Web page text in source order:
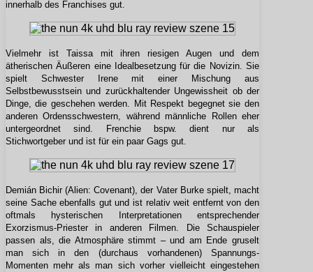
innerhalb des Franchises gut.
Vielmehr ist Taissa mit ihren riesigen Augen und dem
ätherischen Äußeren eine Idealbesetzung für die Novizin. Sie
spielt Schwester Irene mit einer Mischung aus
Selbstbewusstsein und zurückhaltender Ungewissheit ob der
Dinge, die geschehen werden. Mit Respekt begegnet sie den
anderen Ordensschwestern, während männliche Rollen eher
untergeordnet sind. Frenchie bspw. dient nur als
Stichwortgeber und ist für ein paar Gags gut.
Demián Bichir (Alien: Covenant), der Vater Burke spielt, macht
seine Sache ebenfalls gut und ist relativ weit entfernt von den
oftmals hysterischen Interpretationen entsprechender
Exorzismus-Priester in anderen Filmen. Die Schauspieler
passen als, die Atmosphäre stimmt – und am Ende gruselt
man sich in den (durchaus vorhandenen) Spannungs-
Momenten mehr als man sich vorher vielleicht eingestehen